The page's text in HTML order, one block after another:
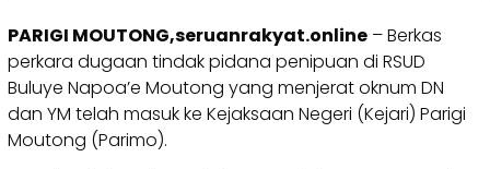
PARIGI MOUTONG,seruanrakyat.online – Berkas
perkara dugaan tindak pidana penipuan di RSUD
Buluye Napoa’e Moutong yang menjerat oknum DN
dan YM telah masuk ke Kejaksaan Negeri (Kejari) Parigi
Moutong (Parimo).